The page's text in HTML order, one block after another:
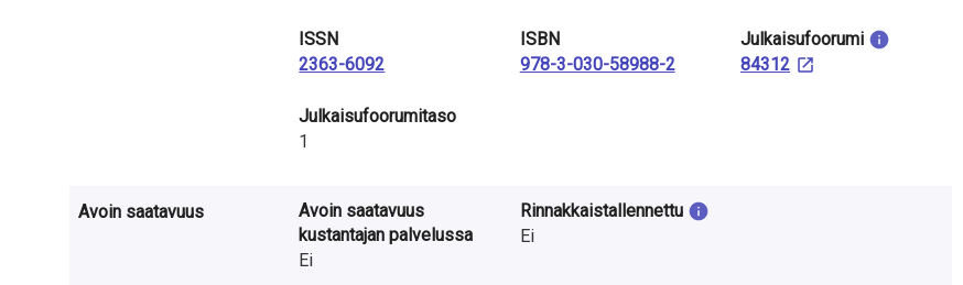
ISSN
2363-6092
ISBN
978-3-030-58988-2
Julkaisu­foorumi
84312
Julkaisufoorumitaso
1
Avoin saatavuus
Avoin saatavuus
kustantajan palvelussa
Ei
Rinnakkaistallennettu
Ei